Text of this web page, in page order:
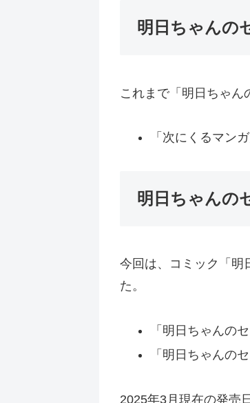
明日ちゃんの
これまで「明日ちゃ
「次にくるマン
明日ちゃんの
今回は、コミック「明
た。
「明日ちゃんの
「明日ちゃんの
2025年3月現在の発売